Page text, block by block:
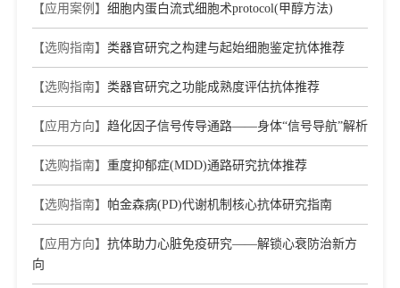
【应用案例】 细胞内蛋白流式细胞术protocol(甲醇方法)
【选购指南】 类器官研究之构建与起始细胞鉴定抗体推荐
【选购指南】 类器官研究之功能成熟度评估抗体推荐
【应用方向】 趋化因子信号传导通路——身体“信号导航”解析
【选购指南】 重度抑郁症(MDD)通路研究抗体推荐
【选购指南】 帕金森病(PD)代谢机制核心抗体研究指南
【应用方向】 抗体助力心脏免疫研究——解锁心衰防治新方
向